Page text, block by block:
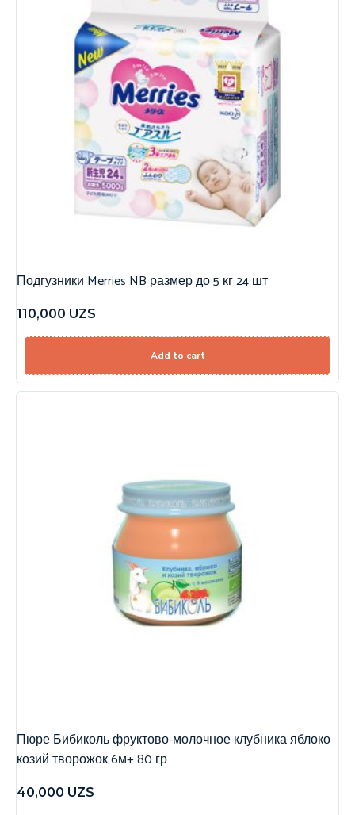
Подгузники Merries NB размер до 5 кг 24 шт
110,000 UZS
Add to cart
Пюре Бибиколь фруктово-молочное клубника яблоко
козий творожок 6м+ 80 гр
40,000 UZS